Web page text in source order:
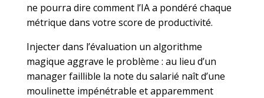
ne pourra dire comment l’IA a pondéré chaque
métrique dans votre score de productivité.
Injecter dans l’évaluation un algorithme
magique aggrave le problème : au lieu d’un
manager faillible la note du salarié naît d’une
moulinette impénétrable et apparemment